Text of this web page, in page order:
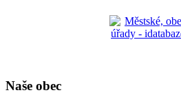
Naše obec